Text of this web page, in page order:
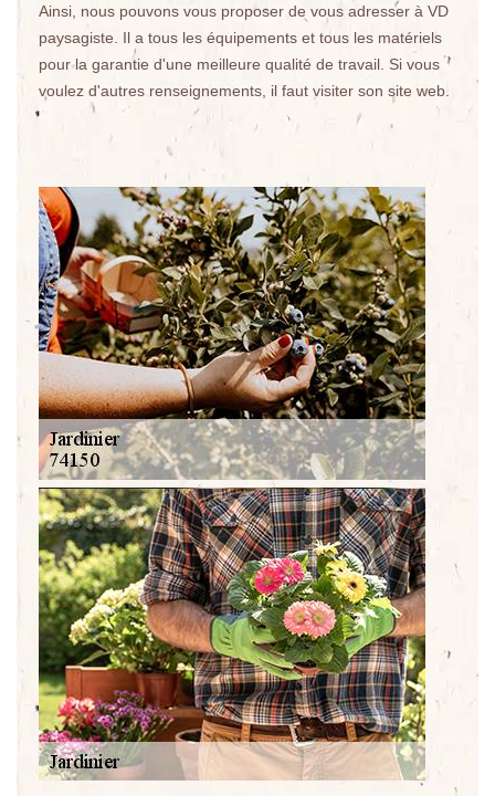
Ainsi, nous pouvons vous proposer de vous adresser à VD
paysagiste. Il a tous les équipements et tous les matériels
pour la garantie d'une meilleure qualité de travail. Si vous
voulez d'autres renseignements, il faut visiter son site web.